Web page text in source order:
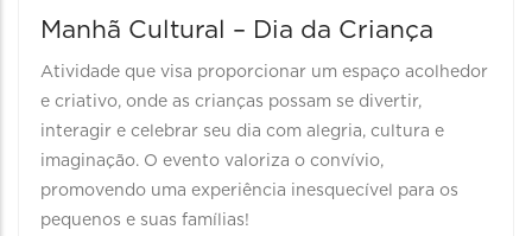
Manhã Cultural – Dia da Criança
Atividade que visa proporcionar um espaço acolhedor
e criativo, onde as crianças possam se divertir,
interagir e celebrar seu dia com alegria, cultura e
imaginação. O evento valoriza o convívio,
promovendo uma experiência inesquecível para os
pequenos e suas famílias!